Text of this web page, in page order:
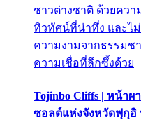
ชาวต่างชาติ ด้วยคว
ทิวทัศน์ที่น่าทึ่ง และไม่
ความงามจากธรรมช
ความเชื่อที่ลึกซึ้งด้วย
Tojinbo Cliffs | หน้า
ซอลต์แห่งจังหวัดฟุกุอิ